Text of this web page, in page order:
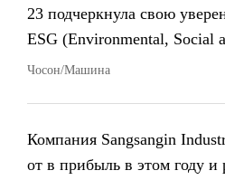
23 подчеркнула свою
ESG (Environmental, Social
Чосон/Машина
Компания Sangsangin
от в прибыль в этом году и